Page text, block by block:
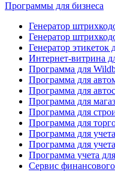
Программы для бизнеса
Генератор
Генератор
Генератор этикеток
Интернет-витрина
Программа для
Программа для
Программа для
Программа для
Программа для
Программа для
Программа для
Программа для
Программа учета
Сервис финансового